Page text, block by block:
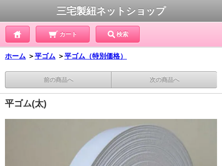
三宅製紐ネットショップ
カート 検索
ホーム ＞平ゴム ＞平ゴム（特別価格）
前の商品へ 次の商品へ
平ゴム(太)